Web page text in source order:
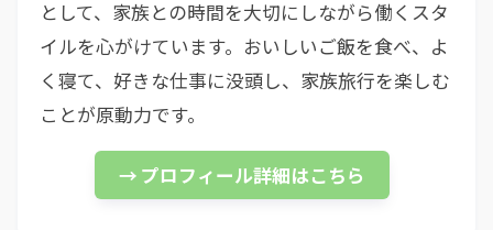
として、家族との時間を大切にしながら働くスタ
イルを心がけています。おいしいご飯を食べ、よ
く寝て、好きな仕事に没頭し、家族旅行を楽しむ
ことが原動力です。
→ プロフィール詳細はこちら